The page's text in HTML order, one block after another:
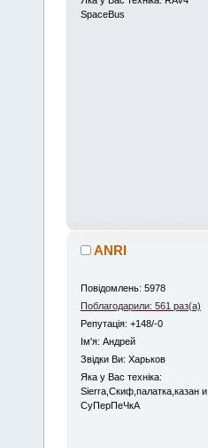
SpaceBus
ANRI
Повідомлень: 5978
Поблагодарили: 561 раз(а)
Репутація: +148/-0
Iм'я: Андрей
Звідки Ви: Харьков
Яка у Вас техніка:
Sierra,Скиф,палатка,казан и
СуПерПеЧкА